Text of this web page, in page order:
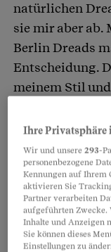
natürlichen
sie mir aber ab.
Berlin Dreads
Entscheidung.
meinem Stil
nachgegangen.
Ihre Privatsphäre
Wir und unsere293-
personenbezogene
Kennungen auf Ihrem
aktivieren Sie
Partner verarbeiten
aufgeführten Zwecke.
Inhalte und Anzeigen
Sie können dieses
Einstellungen zu